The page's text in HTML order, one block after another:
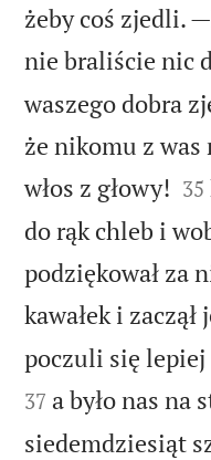
żeby coś zjedli.
nie braliście nic
waszego dobra
że nikomu z
włos z głowy! 

35
do rąk chleb i
podziękował za
kawałek i zaczął
poczuli się
37 a było nas na
siedemdziesiąt